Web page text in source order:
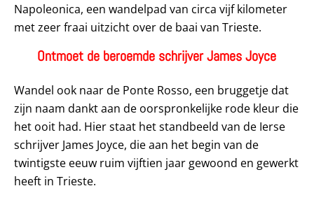
Napoleonica, een wandelpad van circa vijf kilometer
met zeer fraai uitzicht over de baai van Trieste.
Ontmoet de beroemde schrijver James Joyce
Wandel ook naar de Ponte Rosso, een bruggetje dat
zijn naam dankt aan de oorspronkelijke rode kleur die
het ooit had. Hier staat het standbeeld van de Ierse
schrijver James Joyce, die aan het begin van de
twintigste eeuw ruim vijftien jaar gewoond en gewerkt
heeft in Trieste.